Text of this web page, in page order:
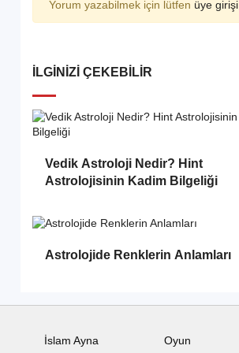
Yorum yazabilmek için lütfen üye girişi
İLGINIZI ÇEKEBILIR
Vedik Astroloji Nedir? Hint
Astrolojisinin Kadim Bilgeliği
Astrolojide Renklerin Anlamları
İslam Ayna Oyun